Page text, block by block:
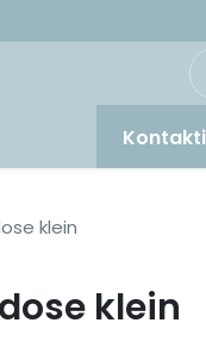
klein
klein